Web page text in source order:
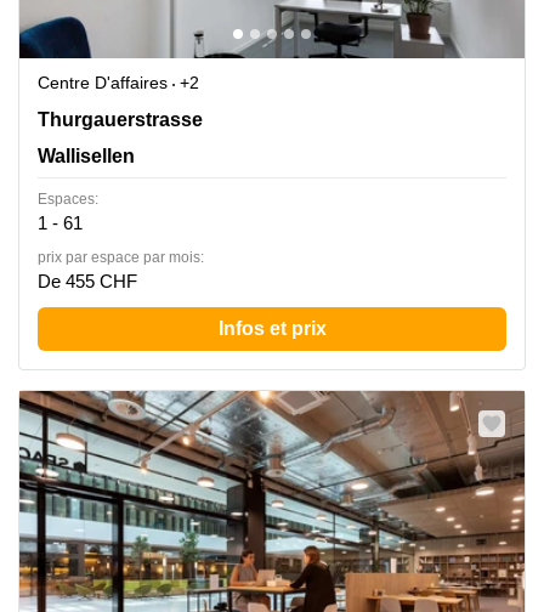
Centre D'affaires
+2
Thurgauerstrasse 101,Glattpark,(Opfikon), Wallisellen
Thurgauerstrasse
Wallisellen
Espaces:
1 - 61
prix par espace par mois:
De 455 CHF
Infos et prix